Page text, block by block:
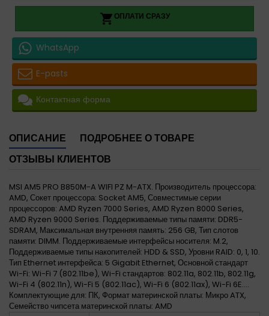
ОПЛАТИ СРАЗУ
WhatsApp
E-pasts
Контактная форма
ОПИСАНИЕ
ПОДРОБНЕЕ О ТОВАРЕ
ОТЗЫВЫ КЛИЕНТОВ
MSI AM5 PRO B850M-A WIFI PZ M-ATX. Производитель процессора:
AMD, Сокет процессора: Socket AM5, Совместимые серии
процессоров: AMD Ryzen 7000 Series, AMD Ryzen 8000 Series,
AMD Ryzen 9000 Series. Поддерживаемые типы памяти: DDR5-
SDRAM, Максимальная внутренняя память: 256 GB, Тип слотов
памяти: DIMM. Поддерживаемые интерфейсы носителя: M.2,
Поддерживаемые типы накопителей: HDD & SSD, Уровни RAID: 0, 1, 10.
Тип Ethernet интерфейса: 5 Gigabit Ethernet, Основной стандарт
Wi-Fi: Wi-Fi 7 (802.11be), Wi-Fi стандартов: 802.11a, 802.11b, 802.11g,
Wi-Fi 4 (802.11n), Wi-Fi 5 (802.11ac), Wi-Fi 6 (802.11ax), Wi-Fi 6E....
Комплектующие для: ПК, Формат материнской платы: Микро ATX,
Семейство чипсета материнской платы: AMD